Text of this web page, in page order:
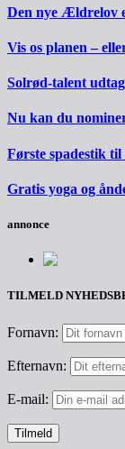
Den nye Ældrelov
Vis os planen –
Solrød-talent
Nu kan du
Første spadestik
Gratis yoga og
annonce
TILMELD
Fornavn:
Efternavn:
E-mail: